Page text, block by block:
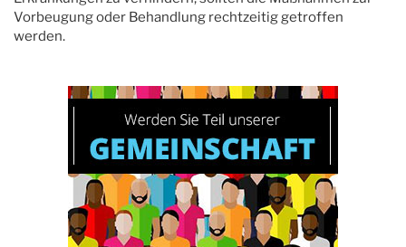
Vorbeugung oder Behandlung rechtzeitig getroffen
werden.